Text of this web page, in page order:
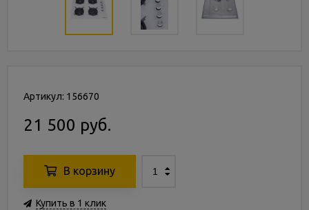
Артикул: 156670
21 500 руб.
В корзину
Купить в 1 клик